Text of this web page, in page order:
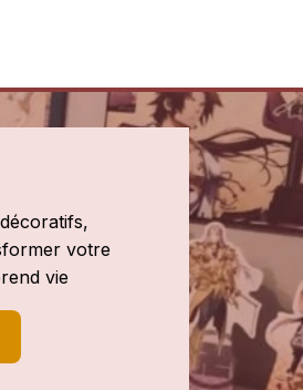
votre
vie